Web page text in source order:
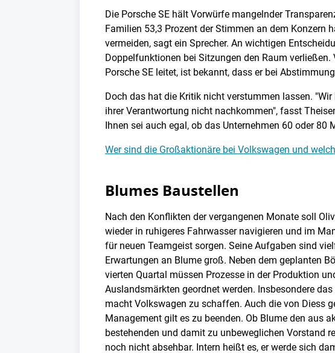
Die Porsche SE hält Vorwürfe mangelnder
Familien 53,3 Prozent der Stimmen an dem Konzern
vermeiden, sagt ein Sprecher. An wichtigen
Doppelfunktionen bei Sitzungen den Raum
Porsche SE leitet, ist bekannt, dass er bei
Doch das hat die Kritik nicht verstummen lassen.
ihrer Verantwortung nicht nachkommen", fasst
Ihnen sei auch egal, ob das Unternehmen 60 oder
Wer sind die Großaktionäre bei Volkswagen und
Blumes Baustellen
Nach den Konflikten der vergangenen Monate soll
wieder in ruhigeres Fahrwasser navigieren und im
für neuen Teamgeist sorgen. Seine Aufgaben sind
Erwartungen an Blume groß. Neben dem geplanten
vierten Quartal müssen Prozesse in der Produktion
Auslandsmärkten geordnet werden. Insbesondere
macht Volkswagen zu schaffen. Auch die von Diess
Management gilt es zu beenden. Ob Blume den aus
bestehenden und damit zu unbeweglichen Vorstand
noch nicht absehbar. Intern heißt es, er werde sich